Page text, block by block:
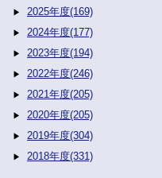
2025年度(169)
2024年度(177)
2023年度(194)
2022年度(246)
2021年度(205)
2020年度(205)
2019年度(304)
2018年度(331)